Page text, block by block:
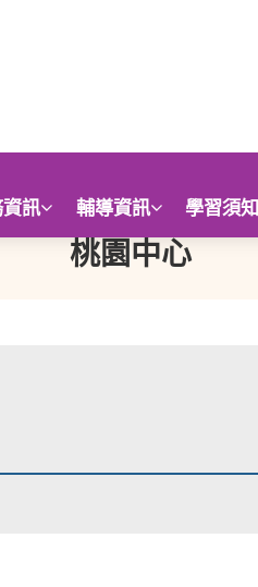
訊 輔導資訊 學習須知
桃園中心